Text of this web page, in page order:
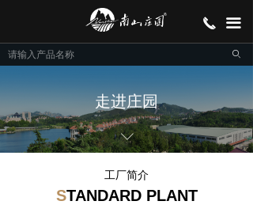
끀
走进南山
产品展示
끅
ꄙ
ꀅ
走进庄园
工厂简介
STANDARD PLANT